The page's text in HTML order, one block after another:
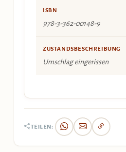
ISBN
978-3-362-00148-9
ZUSTANDSBESCHREIBUNG
Umschlag eingerissen
TEILEN: